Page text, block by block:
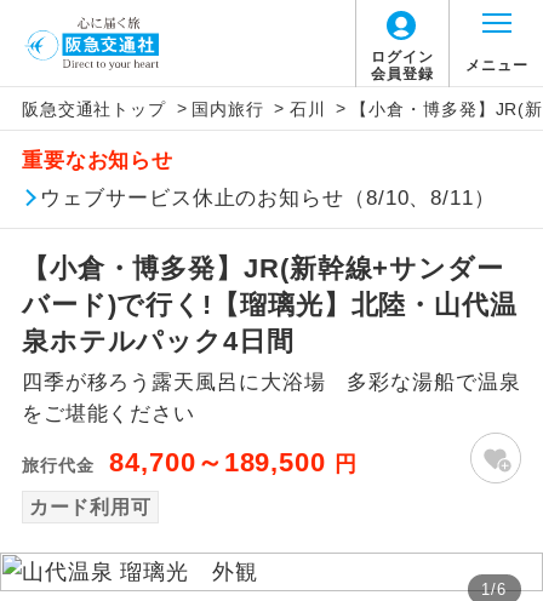
ログイン
会員登録
メニュー
阪急交通社トップ > 国内旅行 > 石川 > 【小倉・博多発】JR(
重要なお知らせ
ウェブサービス休止のお知らせ（8/10、8/11）
【小倉・博多発】JR(新幹線+サンダー
バード)で行く!【瑠璃光】北陸・山代温
泉ホテルパック4日間
四季が移ろう露天風呂に大浴場 多彩な湯船で温泉
をご堪能ください
旅行代金 84,700～189,500 円
カード利用可
1/6
アイコン 説明
添乗員同行
往路出発空港（駅）から復路到着空港
（駅）まで同行します。
現地添乗員同
行
現地到着空港（駅）から最終日出発空港
（駅）まで添乗員が同行します。
バスガイド乗
務
バスガイドが乗務し、車内での観光案内
があります。
世界遺産
絶景 絶景スポットに立ち寄るコースです。